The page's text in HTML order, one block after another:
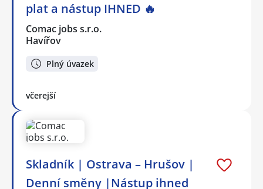
plat a nástup IHNED 🔥
Comac jobs s.r.o.
Havířov
Plný úvazek
včerejší
Skladník | Ostrava – Hrušov |
Denní směny |Nástup ihned